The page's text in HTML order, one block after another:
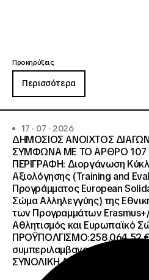
Προκηρύξεις
Περισσότερα
17 · 07 · 2026
ΔΗΜΟΣΙΟΣ ΑΝΟΙΧΤΟΣ
ΣΥΜΦΩΝΑ ΜΕ ΤΟ ΑΡΘΡΟ 107
ΠΕΡΙΓΡΑΦΗ: Διοργάνωση
Αξιολόγησης (Training and
Προγράμματος European
Σώμα Αλληλεγγύης) της
των Προγραμμάτων
Αθλητισμός και Ευρωπαϊκό
ΠΡΟΫΠΟΛΓΙΣΜΟ:258.064,52
συμπεριλαμβανομένου του
ΣΥΝΟΛΙΚΗ ΑΞΙΑ 320.000,00 €.